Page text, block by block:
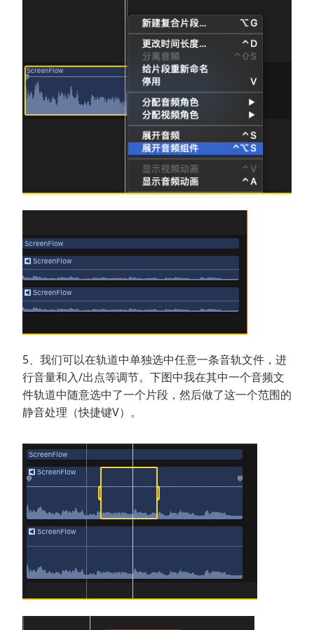
5、我们可以在轨道中单独选中任意一条音轨文件，进
行音量和入/出点等调节。下图中我在其中一个音频文
件轨道中随意选中了一个片段，然后做了这一个范围的
静音处理（快捷键V）。